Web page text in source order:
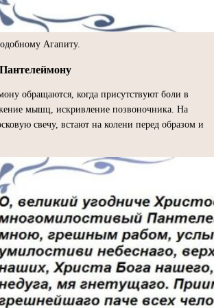
Агапиту.
обращаются, когда присутствуют боли в
мышц, искривление позвоночника. На
свечу, встают на колени перед образом и